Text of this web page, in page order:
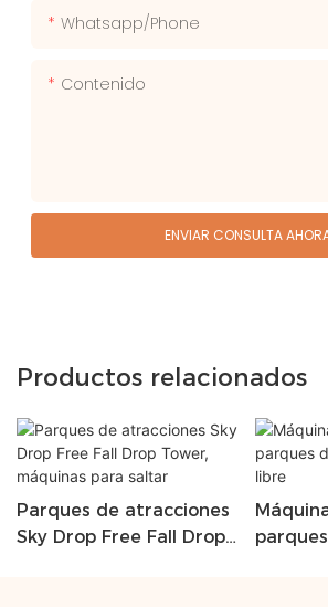
Whatsapp/phone
Contenido
ENVIAR CONSULTA
Productos relacionados
Parques de atracciones
Sky Drop Free Fall Drop